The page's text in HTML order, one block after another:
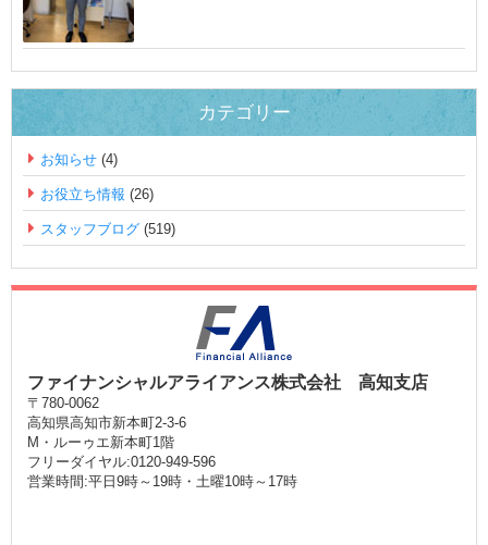
カテゴリー
お知らせ (4)
お役立ち情報 (26)
スタッフブログ (519)
ファイナンシャルアライアンス株式会社 高知支店
〒780-0062
高知県高知市新本町2-3-6
M・ルーゥエ新本町1階
フリーダイヤル:0120-949-596
営業時間:平日9時～19時・土曜10時～17時